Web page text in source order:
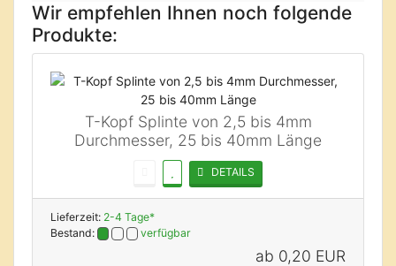
Wir empfehlen Ihnen noch folgende
Produkte:
T-Kopf Splinte von 2,5 bis 4mm
Durchmesser, 25 bis 40mm Länge
DETAILS
Lieferzeit: 2-4 Tage*
Bestand:
verfügbar
ab 0,20 EUR